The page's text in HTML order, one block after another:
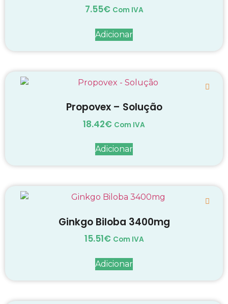
7.55€ Com IVA
Adicionar
Propovex – Solução
18.42€ Com IVA
Adicionar
Ginkgo Biloba 3400mg
15.51€ Com IVA
Adicionar